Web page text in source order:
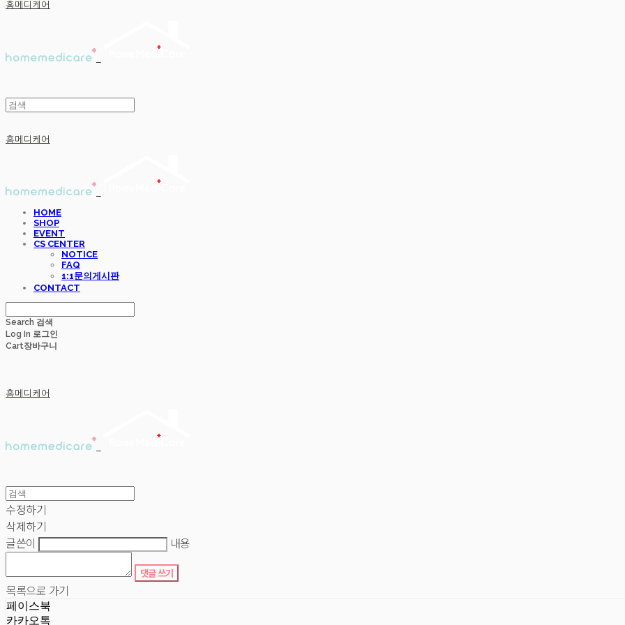
홈메디케어
홈메디케어
HOME
SHOP
EVENT
CS CENTER
NOTICE
FAQ
1:1문의게시판
CONTACT
Search 검색
Log In 로그인
Cart장바구니
홈메디케어
수정하기
삭제하기
글쓴이
내용
댓글 쓰기
목록으로 가기
페이스북
카카오톡